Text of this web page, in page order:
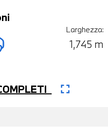
Larghezza:
1,745 m
fullscreen